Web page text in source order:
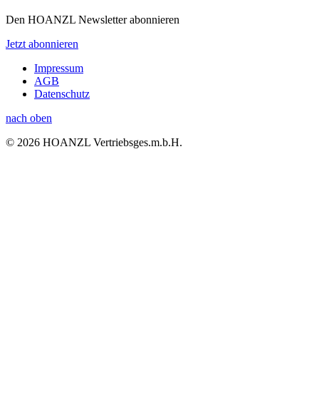
Den HOANZL Newsletter abonnieren
Jetzt abonnieren
Impressum
AGB
Datenschutz
nach oben
© 2026 HOANZL Vertriebsges.m.b.H.